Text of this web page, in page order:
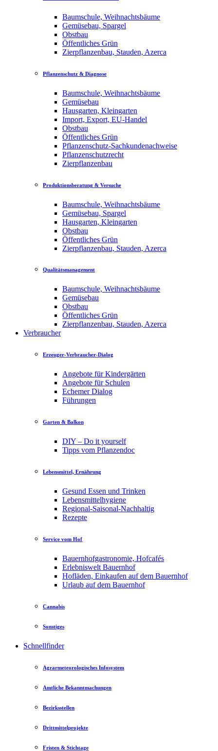
Baumschule, Weihnachtsbäume
Gemüsebau, Spargel
Obstbau
Öffentliches Grün
Zierpflanzenbau, Stauden, Azerca
Pflanzenschutz & Diagnose
Baumschule, Weihnachtsbäume
Gemüsebau
Hausgarten, Kleingarten
Import, Export, EU-Handel
Obstbau
Öffentliches Grün
Pflanzenschutz-Sachkundenachweise
Pflanzenschutzrecht
Zierpflanzenbau
Produktionsberatung & Versuche
Baumschule, Weihnachtsbäume
Gemüsebau, Spargel
Hausgarten, Kleingarten
Obstbau
Öffentliches Grün
Zierpflanzenbau, Stauden, Azerca
Qualitätsmanagement
Baumschule, Weihnachtsbäume
Gemüsebau
Obstbau
Öffentliches Grün
Zierpflanzenbau, Stauden, Azerca
Verbraucher
Erzeuger-Verbraucher-Dialog
Angebote für Kindergärten
Angebote für Schulen
Echemer Dialog
Führungen
Garten & Balkon
DIY – Do it yourself
Tipps vom Pflanzendoc
Lebensmittel, Ernährung
Gesund Essen und Trinken
Lebensmittelhygiene
Regional-Saisonal-Nachhaltig
Rezepte
Service vom Hof
Bauernhofgastronomie, Hofcafés
Erlebniswelt Bauernhof
Hofläden, Einkaufen auf dem Bauernhof
Urlaub auf dem Bauernhof
Cannabis
Sonstiges
Schnellfinder
Agrarmeteorologisches Infosystem
Amtliche Bekanntmachungen
Bezirksstellen
Drittmittelprojekte
Fristen & Stichtage